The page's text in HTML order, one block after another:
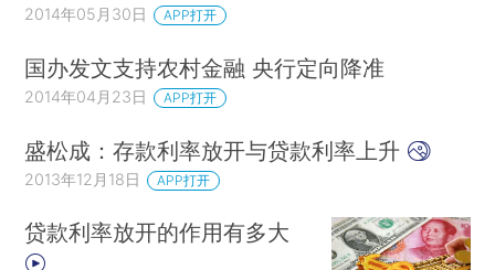
2014年05月30日 APP打开
国办发文支持农村金融 央行定向降准
2014年04月23日 APP打开
盛松成：存款利率放开与贷款利率上升
2013年12月18日 APP打开
贷款利率放开的作用有多大